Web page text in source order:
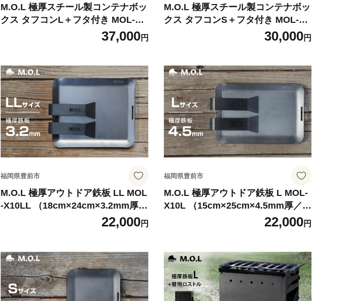
M.O.L 極厚スチール製コンテナボッ
クス タフコンL＋フタ付き MOL-X3
0L-SET 《豊前市》【ミナト電機工
業株式会社】 コンテナ キャンプ キ
05]
37,000円
M.O.L 極厚スチール製コンテナボッ
クス タフコンS＋フタ付き MOL-X3
0S-SET 《豊前市》【ミナト電機工
業株式会社】 コンテナ キャンプ キ
06]
30,000円
福岡県豊前市
M.O.L 極厚アウトドア鉄板 LL MOL
-X10LL （18cm×24cm×3.2mm厚／
取手&ヘラ付き／フチ有り） 《豊前
市》【ミナト電機工業株式会
ウトドア [VBZ008]
22,000円
福岡県豊前市
M.O.L 極厚アウトドア鉄板 L MOL-
X10L （15cm×25cm×4.5mm厚／取
手&ヘラ付き／フチ有り） 《豊前
市》【ミナト電機工業株式会
ウトドア [VBZ009]
22,000円